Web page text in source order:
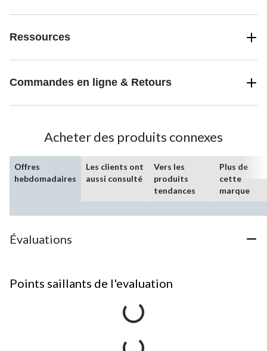
Ressources
Commandes en ligne & Retours
Acheter des produits connexes
Offres
hebdomadaires
Les clients ont
aussi consulté
Vers les
produits
tendances
Plus de
cette
marque
Évaluations
Points saillants de l'evaluation